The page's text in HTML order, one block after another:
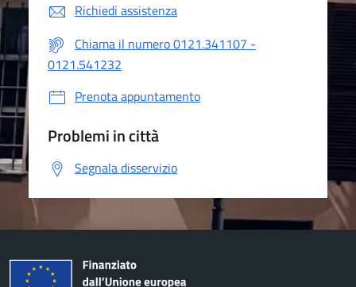
Richiedi assistenza
Chiama il numero 0121.341107 -
0121.541232
Prenota appuntamento
Problemi in città
Segnala disservizio